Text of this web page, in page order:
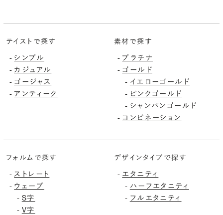
テイストで探す
- シンプル
- カジュアル
- ゴージャス
- アンティーク
素材で探す
- プラチナ
- ゴールド
- イエローゴールド
- ピンクゴールド
- シャンパンゴールド
- コンビネーション
フォルムで探す
-ストレート
- ウェーブ
- S字
- V字
デザインタイプで探す
- エタニティ
- ハーフエタニティ
- フルエタニティ